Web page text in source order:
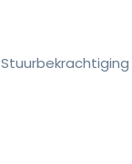
Stuurbekrachtiging